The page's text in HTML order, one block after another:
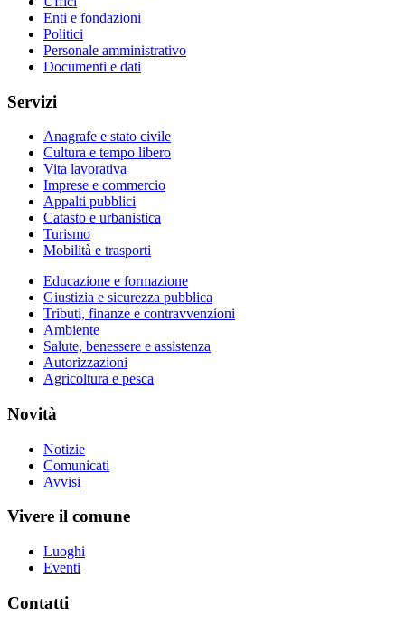
Enti e fondazioni
Politici
Personale amministrativo
Documenti e dati
Servizi
Anagrafe e stato civile
Cultura e tempo libero
Vita lavorativa
Imprese e commercio
Appalti pubblici
Catasto e urbanistica
Turismo
Mobilità e trasporti
Educazione e formazione
Giustizia e sicurezza pubblica
Tributi, finanze e contravvenzioni
Ambiente
Salute, benessere e assistenza
Autorizzazioni
Agricoltura e pesca
Novità
Notizie
Comunicati
Avvisi
Vivere il comune
Luoghi
Eventi
Contatti